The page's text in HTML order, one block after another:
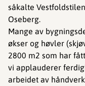
såkalte
Oseberg.
Mange av
økser og høvler
2800 m2 som har
vi applauderer
arbeidet av